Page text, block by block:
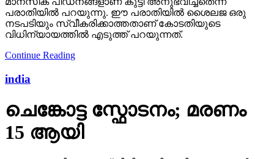
ചെങ്കോട്ട സ്ഫോടനം; മരണം
15 ആയി
ഗുരുതരമായി പരുക്കേറ്റ് ചികിത്സയിലായിരുന്ന ലുക്മാൻ,
വിനയ് പഥക് എന്നിവരാണ് മരിച്ചത്